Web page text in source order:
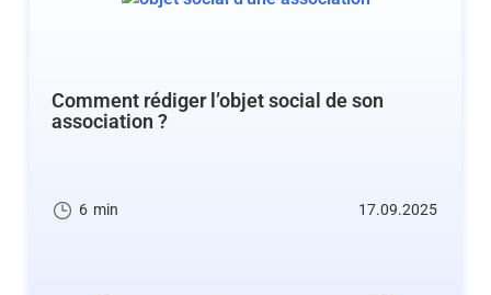
Comment rédiger l’objet social de son
association ?
6 min 17.09.2025